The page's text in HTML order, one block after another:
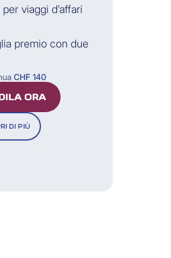
viaggi d’affari
premio con due
CHF 140
ORA
DI PIÙ